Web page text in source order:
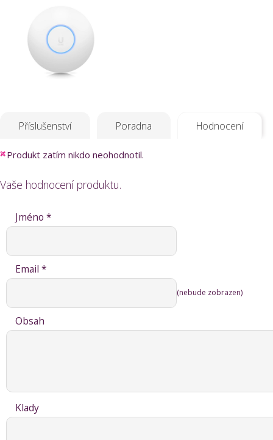
Příslušenství Poradna Hodnocení
Produkt zatím nikdo neohodnotil.
Vaše hodnocení produktu.
Jméno *
Email *
(nebude zobrazen)
Obsah
Klady